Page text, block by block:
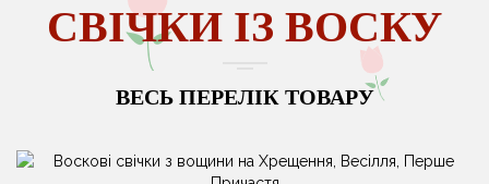
СВІЧКИ ІЗ ВОСКУ
ВЕСЬ ПЕРЕЛІК ТОВАРУ